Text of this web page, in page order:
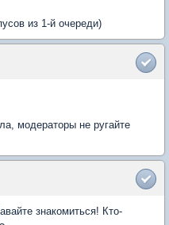
из 1-й очереди)
модераторы не ругайте
знакомиться! Кто-